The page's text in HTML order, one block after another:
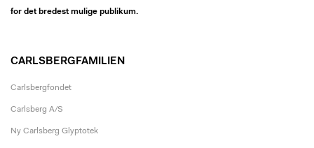
for det bredest mulige publikum.
CARLSBERGFAMILIEN
Carlsbergfondet
Carlsberg A/S
Ny Carlsberg Glyptotek